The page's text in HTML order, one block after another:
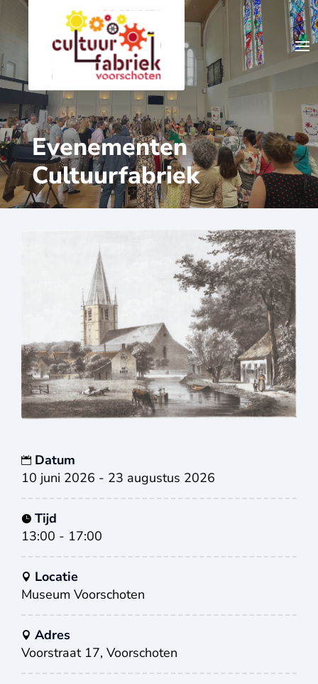
Evenementen
Cultuurfabriek
Datum
10 juni 2026 - 23 augustus 2026
Tijd
13:00 - 17:00
Locatie
Museum Voorschoten
Adres
Voorstraat 17, Voorschoten